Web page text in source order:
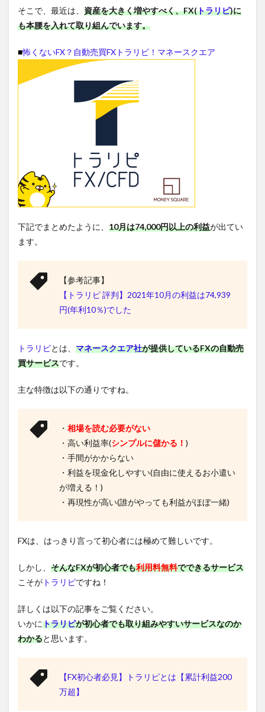
そこで、最近は、 資産を大きく増やすべく、FX(トラリピ)に
も本腰を入れて取り組んでいます。
■怖くないFX？自動売買FXトラリピ！マネースクエア
下記でまとめたように、 10月は74,000円以上の利益が出てい
ます。
【参考記事】
【トラリピ 評判】2021年10月の利益は74,939
円(年利10％)でした
トラリピとは、 マネースクエア社が提供しているFXの自動売
買サービスです。
主な特徴は以下の通りですね。
・ 相場を読む必要がない
・高い利益率(シンプルに儲かる！ )
・手間がかからない
・利益を現金化しやすい(自由に使えるお小遣い
が増える！)
・再現性が高い(誰がやっても利益がほぼ一緒)
FXは、はっきり言って初心者には極めて難しいです。
しかし、 そんなFXが初心者でも利用料無料でできるサービス
こそが トラリピですね！
詳しくは以下の記事をご覧ください。
いかにトラリピが初心者でも取り組みやすいサービスなのか
わかると思います。
【FX初心者必見】トラリピとは【累計利益200
万超】